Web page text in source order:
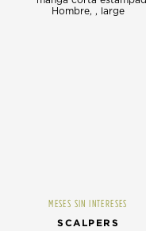
CERRAR
MESES SIN INTERESES
SCALPERS